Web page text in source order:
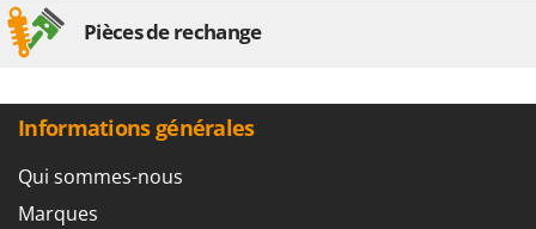
Sirman
Smartwood
Smeg
Snapper
Solidur
Pièces de rechange
Informations générales
Qui sommes-nous
Marques